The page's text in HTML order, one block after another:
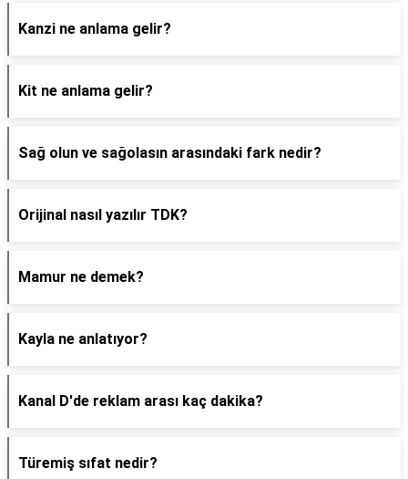
Kanzi ne anlama gelir?
Kit ne anlama gelir?
Sağ olun ve sağolasın arasındaki fark nedir?
Orijinal nasıl yazılır TDK?
Mamur ne demek?
Kayla ne anlatıyor?
Kanal D'de reklam arası kaç dakika?
Türemiş sıfat nedir?